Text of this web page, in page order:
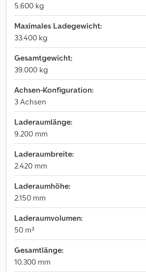
5.600 kg
Maximales Ladegewicht:
33.400 kg
Gesamtgewicht:
39.000 kg
Achsen-Konfiguration:
3 Achsen
Laderaumlänge:
9.200 mm
Laderaumbreite:
2.420 mm
Laderaumhöhe:
2.150 mm
Laderaumvolumen:
50 m³
Gesamtlänge:
10.300 mm